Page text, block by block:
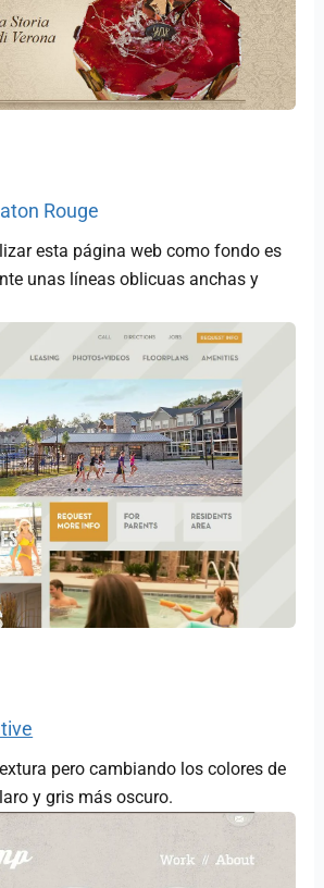
Rouge
esta página web como fondo es
unas líneas oblicuas anchas y
pero cambiando los colores de
y gris más oscuro.